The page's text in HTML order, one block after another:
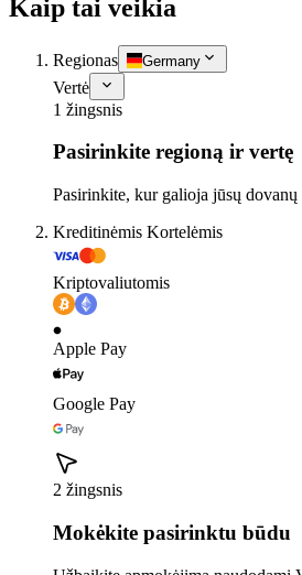
Kaip tai veikia
Regionas Germany
Vertė
1 žingsnis
Pasirinkite regioną ir vertę
Pasirinkite, kur galioja jūsų
Kreditinėmis Kortelėmis
Kriptovaliutomis
Apple Pay
Google Pay
2 žingsnis
Mokėkite pasirinktu būdu